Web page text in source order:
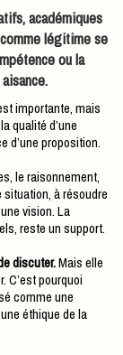
académiques
légitime se
ou la
qualité d’une
d’une proposition.
le raisonnement,
situation, à résoudre
vision. La
reste un support.
discuter.Mais elle
C’est pourquoi
comme une
éthique de la